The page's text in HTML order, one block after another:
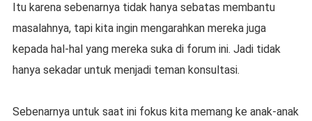
Itu karena sebenarnya tidak hanya sebatas membantu
masalahnya, tapi kita ingin mengarahkan mereka juga
kepada hal-hal yang mereka suka di forum ini. Jadi tidak
hanya sekadar untuk menjadi teman konsultasi.
Sebenarnya untuk saat ini fokus kita memang ke anak-anak